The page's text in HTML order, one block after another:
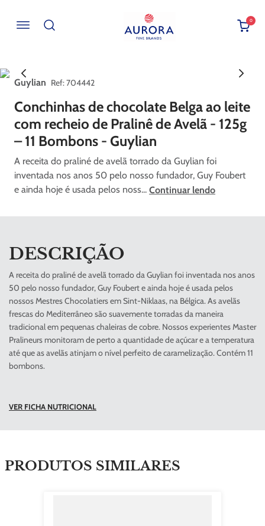
0
Guylian :704442
Conchinhas de chocolate Belga ao leite
com recheio de Pralinê de Avelã - 125g
– 11 Bombons - Guylian
A receita do praliné de avelã torrado da Guylian foi
inventada nos anos 50 pelo nosso fundador, Guy Foubert
e ainda hoje é usada pelos noss... Continuar lendo
DESCRIÇÃO
A receita do praliné de avelã torrado da Guylian foi inventada nos anos
50 pelo nosso fundador, Guy Foubert e ainda hoje é usada pelos
nossos Mestres Chocolatiers em Sint-Niklaas, na Bélgica. As avelãs
frescas do Mediterrâneo são suavemente torradas da maneira
tradicional em pequenas chaleiras de cobre. Nossos experientes Master
Pralineurs monitoram de perto a quantidade de açúcar e a temperatura
até que as avelãs atinjam o nível perfeito de caramelização. Contém 11
bombons.
VER FICHA NUTRICIONAL